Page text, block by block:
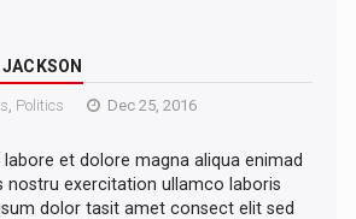
Politics
Dec 25, 2016
et dolore magna aliqua enimad
nostru exercitation ullamco laboris
dolor tasit amet consect elit sed